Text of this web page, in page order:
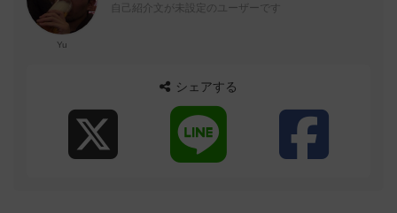
Yu
自己紹介文が未設定のユーザーです
シェアする